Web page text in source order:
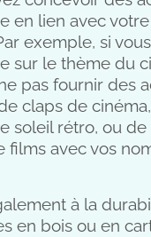
en lien avec
exemple, si
sur le thème du
pas fournir des
claps de
soleil rétro, ou de
films avec vos
à la
en bois ou en